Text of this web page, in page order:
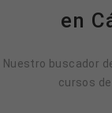
en
Nuestro buscador
cursos